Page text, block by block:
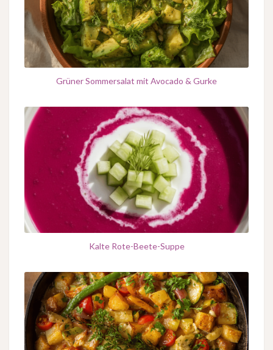
Grüner Sommersalat mit Avocado & Gurke
Kalte Rote-Beete-Suppe